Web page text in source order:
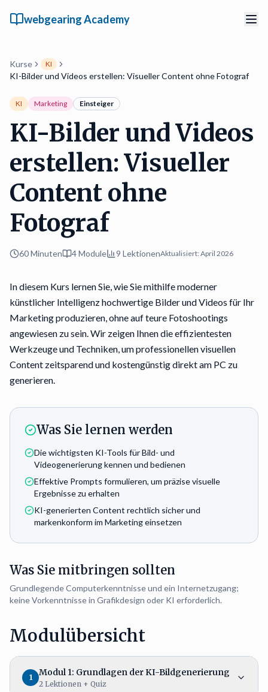
webgearing Academy
Kurse KI
KI-Bilder und Videos erstellen: Visueller Content ohne Fotograf
KI Marketing Einsteiger
KI-Bilder und Videos
erstellen: Visueller
Content ohne
Fotograf
60 Minuten 4Module 9 LektionenAktualisiert:April 2026
In diesem Kurs lernen Sie, wie Sie mithilfe moderner
künstlicher Intelligenz hochwertige Bilder und Videos für Ihr
Marketing produzieren, ohne auf teure Fotoshootings
angewiesen zu sein. Wir zeigen Ihnen die effizientesten
Werkzeuge und Techniken, um professionellen visuellen
Content zeitsparend und kostengünstig direkt am PC zu
generieren.
Was Sie lernen werden
Die wichtigsten KI-Tools für Bild- und
Videogenerierung kennen und bedienen
Effektive Prompts formulieren, um präzise visuelle
Ergebnisse zu erhalten
KI-generierten Content rechtlich sicher und
markenkonform im Marketing einsetzen
Was Sie mitbringen sollten
Grundlegende Computerkenntnisse und ein Internetzugang;
keine Vorkenntnisse in Grafikdesign oder KI erforderlich.
Modulübersicht
1 Modul 1: Grundlagen der KI-Bildgenerierung
2 Lektionen + Quiz